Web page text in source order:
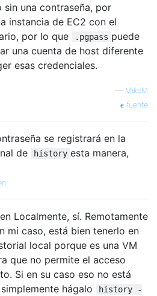
clean-up .."
"
and extract:"
-d ./$DATABASE.sql.gz.gpg |
sin una contraseña, por
instancia de EC2 con el
por lo que .pgpass puede
una cuenta de host diferente
esas credenciales.
— MikeM
fuente
se registrará en la
de
history esta manera,
Localmente, sí. Remotamente
mi caso, está bien tenerlo en
local porque es una VM
que no permite el acceso
Si en su caso eso no está
hágalo
history -